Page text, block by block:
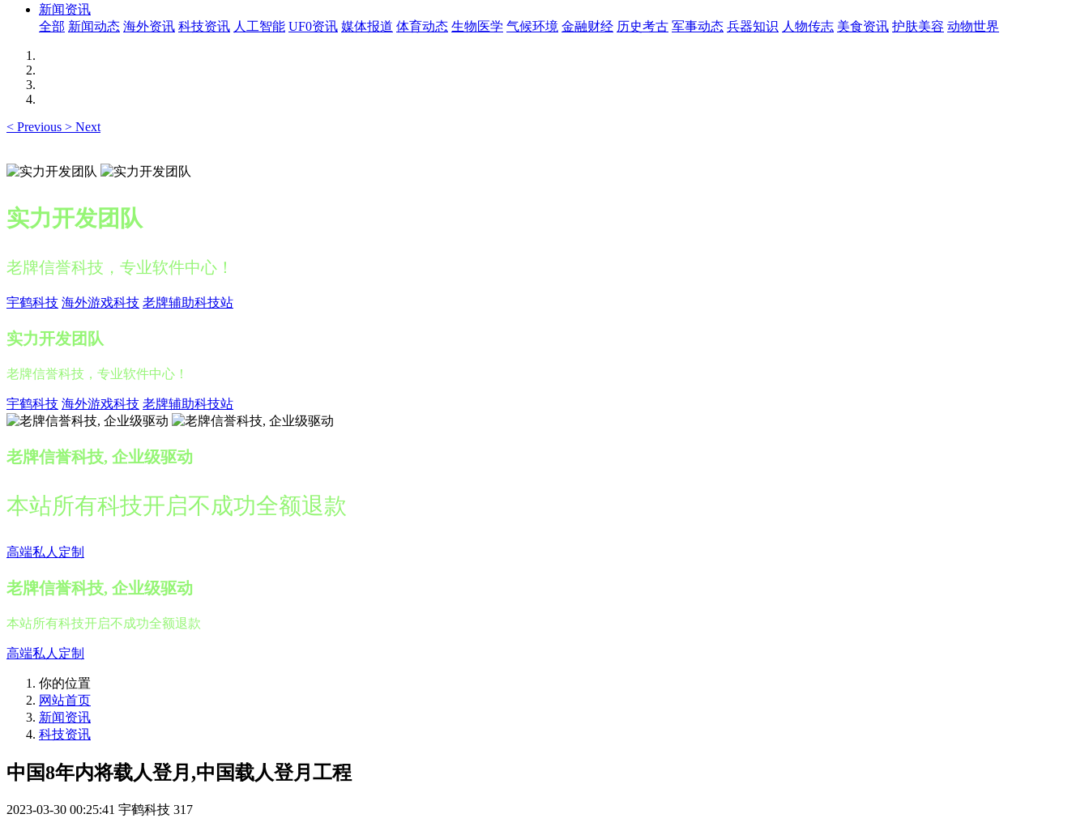
新闻资讯
全部 新闻动态 海外资讯 科技资讯 人工智能 UF0资讯 媒体报道 体育动态 生物医学 气候环境 金融财经 历史考古 军事动态 兵器知识 人物传志 美食资讯 护肤美容 动物世界
< Previous > Next
实力开发团队
老牌信誉科技，专业软件中心！
宇鹤科技 海外游戏科技 老牌辅助科技站
实力开发团队
老牌信誉科技，专业软件中心！
宇鹤科技 海外游戏科技 老牌辅助科技站
老牌信誉科技, 企业级驱动
本站所有科技开启不成功全额退款
高端私人定制
老牌信誉科技, 企业级驱动
本站所有科技开启不成功全额退款
高端私人定制
你的位置
网站首页
新闻资讯
科技资讯
中国8年内将载人登月,中国载人登月工程
2023-03-30 00:25:41 宇鹤科技 317